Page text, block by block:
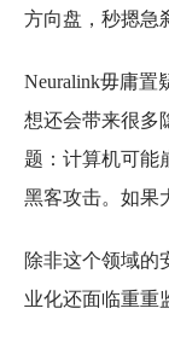
方向盘，秒摁急
Neuralink毋庸置
想还会带来很多
题：计算机可能
黑客攻击。如果
除非这个领域的
业化还面临重重